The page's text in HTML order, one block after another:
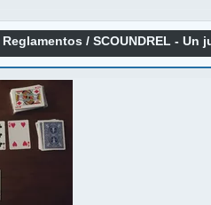
Reglamentos /SCOUNDREL - Un